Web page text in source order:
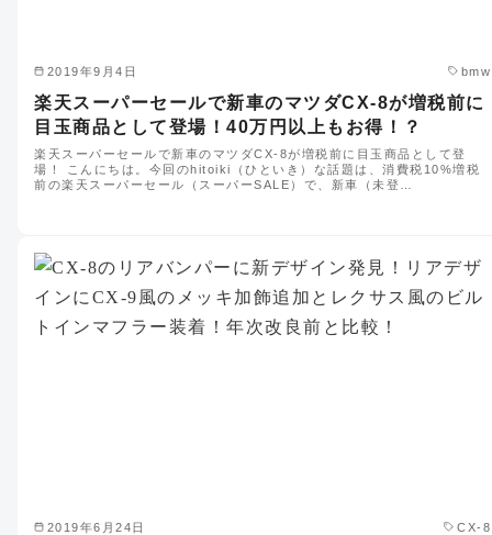
2019年9月4日 bmw
楽天スーパーセールで新車のマツダCX-8が増税前に
目玉商品として登場！40万円以上もお得！？
楽天スーパーセールで新車のマツダCX-8が増税前に目玉商品として登
場！ こんにちは。今回のhitoiki（ひといき）な話題は、消費税10%増税
前の楽天スーパーセール（スーパーSALE）で、新車（未登…
2019年6月24日 CX-8